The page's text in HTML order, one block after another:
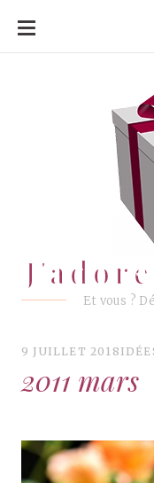
ALLER
CONTENU
Et vous ?
9 JUILLET 2018
2011 mars